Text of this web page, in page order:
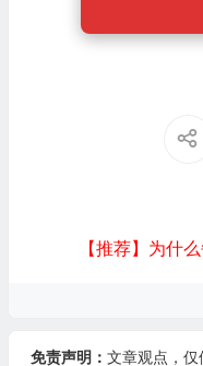
【推荐】为什
免责声明： 文章观点，